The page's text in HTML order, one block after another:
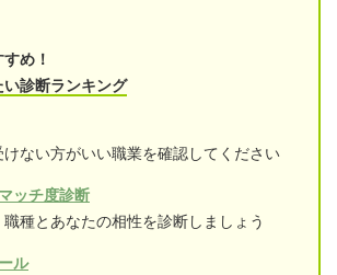
め！
診断ランキング
けない方がいい職業を確認してください
ッチ度診断
種とあなたの相性を診断しましょう
ル